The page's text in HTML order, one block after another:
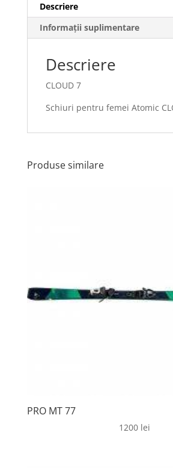
Descriere
Informații suplimentare
Descriere
CLOUD 7
Schiuri pentru femei Atomic
Produse similare
PRO MT 77
1200 lei